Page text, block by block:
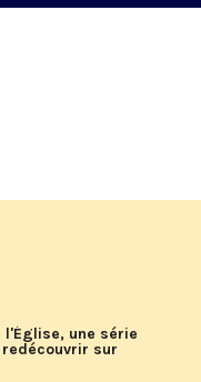
l'Église, une série
sur